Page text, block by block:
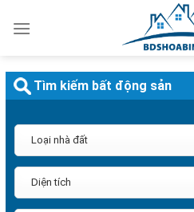
qua
dung
Tìm kiếm bất động sản